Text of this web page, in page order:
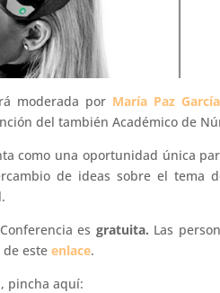
moderada por María Paz
del también Académico de
como una oportunidad única
de ideas sobre el tema
es gratuita. Las
de esteenlace.
pincha aquí: